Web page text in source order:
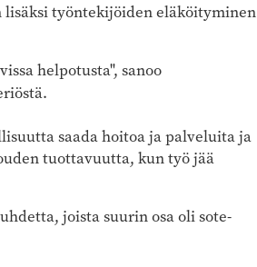
lisäksi työntekijöiden eläköityminen
helpotusta", sanoo
saada hoitoa ja palveluita ja
tuottavuutta, kun työ jää
joista suurin osa oli sote-